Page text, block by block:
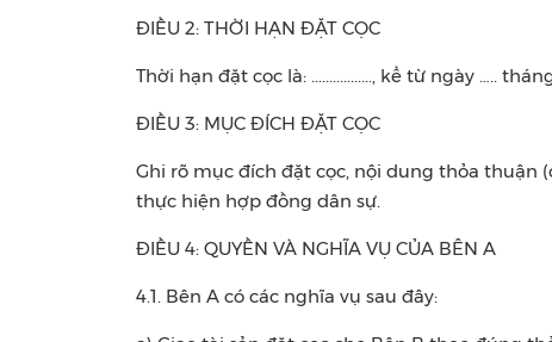
ĐIỀU 2: THỜI HẠN ĐẶT CỌC
Thời hạn đặt cọc là: ................., kể từ ngày …..
ĐIỀU 3: MỤC ĐÍCH ĐẶT CỌC
Ghi rõ mục đích đặt cọc, nội dung thỏa thuận
thực hiện hợp đồng dân sự.
ĐIỀU 4: QUYỀN VÀ NGHĨA VỤ CỦA BÊN A
4.1. Bên A có các nghĩa vụ sau đây: